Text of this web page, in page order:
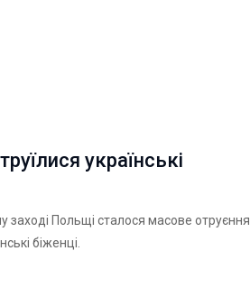
українські
заході Польщі сталося масове отруєння
біженці.